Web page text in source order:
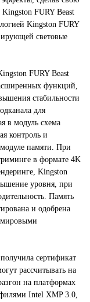
FURY Beast
Kingston FURY
световые
FURY Beast
функций,
стабильности
для
в модуль схема
контроль и
памяти. При
в формате 4K
Kingston
уровня, при
Память
и одобрена
получила сертификат
рассчитывать на
на платформах
Intel XMP 3.0,